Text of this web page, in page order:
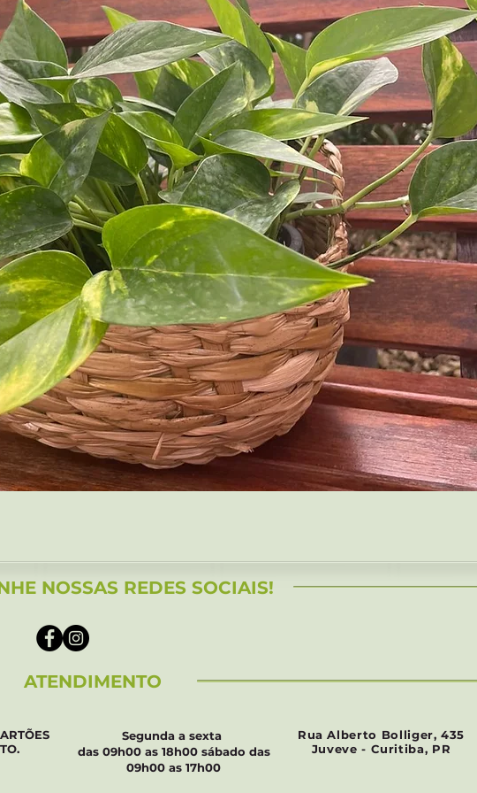
NOSSAS REDES SOCIAIS!
ATENDIMENTO
Segunda a sexta
das 09h00 as 18h00 sábado das
09h00 as 17h00
Rua Alberto Bolliger, 435
Juveve - Curitiba, PR